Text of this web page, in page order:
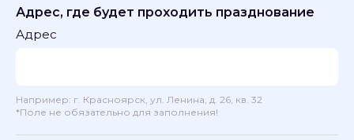
Адрес, где будет проходить празднование
Адрес
Например: г. Красноярск, ул. Ленина, д. 26, кв. 32
*Поле не обязательно для заполнения!